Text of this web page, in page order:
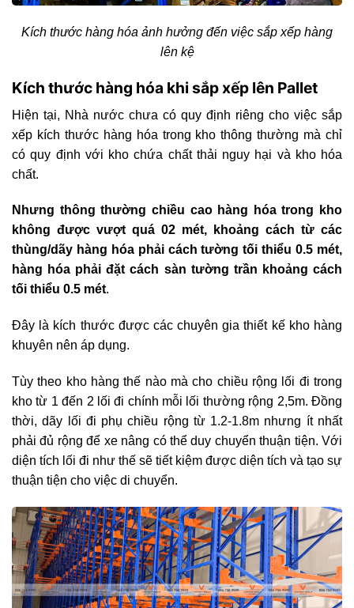
Kích thước hàng hóa ảnh hưởng đến việc sắp xếp hàng
lên kệ
Kích thước hàng hóa khi sắp xếp lên Pallet
Hiện tại, Nhà nước chưa có quy định riêng cho việc sắp
xếp kích thước hàng hóa trong kho thông thường mà chỉ
có quy định với kho chứa chất thải nguy hại và kho hóa
chất.
Nhưng thông thường chiều cao hàng hóa trong kho
không được vượt quá 02 mét, khoảng cách từ các
thùng/dãy hàng hóa phải cách tường tối thiểu 0.5 mét,
hàng hóa phải đặt cách sàn tường trần khoảng cách
tối thiểu 0.5 mét.
Đây là kích thước được các chuyên gia thiết kế kho hàng
khuyên nên áp dụng.
Tùy theo kho hàng thế nào mà cho chiều rộng lối đi trong
kho từ 1 đến 2 lối đi chính mỗi lối thường rộng 2,5m. Đồng
thời, dãy lối đi phụ chiều rộng từ 1.2-1.8m nhưng ít nhất
phải đủ rộng để xe nâng có thể duy chuyển thuận tiện. Với
diện tích lối đi như thế sẽ tiết kiệm được diện tích và tạo sự
thuận tiện cho việc di chuyển.